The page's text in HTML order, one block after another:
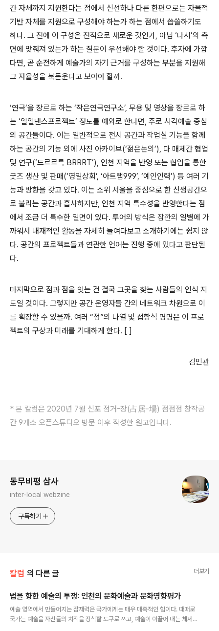
간 자체까지 지원한다는 점에서 신선하나 다른 한편으로는 자율적
기반 자체를 지원으로 구성해야 하는가 하는 점에서 씁쓸하기도
하다. 그 전에 이 구성은 전적으로 새로운 것인가, 아님 ‘다시 ’의 측
면에 맞춰져 있는가 하는 질문이 우선해야 할 것이다. 후자에 가깝
다면, 곧 순전하게 예술가의 자기 근거를 구성하는 부분을 지원해
그 자율성을 북돋운다고 보아야 할까.
‘연극’을 장르로 하는 ‘작은연극연구소’, 무용 및 영상을 장르로 하
는 ‘일일댄스프로젝트’ 정도를 예외로 한다면, 주로 시각예술 중심
의 공간들이다. 이는 일반적으로 전시 공간과 작업실 기능을 함께
하는 공간의 기능 외에 사진 아카이브(‘젊은논의 ’), 다 매체간 협업
및 연구(‘드르르륵 BRRRT’), 인천 지역을 반영 또는 협업을 통한
굿즈 생산 및 판매(‘영일상회 ’, ‘아트랩999’, ‘예인인력’) 등 여러 기
능과 방향을 갖고 있다. 이는 소위 서울을 중심으로 한 신생공간으
로 불리는 공간과 흡사하지만, 인천 지역 특수성을 반영한다는 점
에서 조금 더 특수한 일면이 있다. 투어의 방식은 잠깐의 일별에 가
까워서 내재적인 활동을 자세히 들여다보고 소개하기에는 쉽지 않
다. 공간의 프로젝트들과 연관한 언어는 진행 중에 있다고 판단된
다.
마지막으로 점과 점을 잇는 건 결국 그곳을 찾는 사람들의 인식 지
도일 것이다. 그렇지만 공간 운영자들 간의 네트워크 차원으로 이
를 확장할 수 있을까. 여러 “점”의 나열 및 접합식 명명은 이 프로
젝트의 구상과 미래를 기대하게 한다. [ ]
김민관
* 본 칼럼은 2020년 7월 신포 점거-장(占居-場) 점점점 창작공
간 9개소 오픈스튜디오 방문 이후 작성한 원고입니다.
동무비평 삼사
inter-local webzine
구독하기
칼럼 의 다른 글 더보기
법을 향한 예술의 투쟁: 인천의 문화예술과 문화영향평가
예술 영역에서 만들어지는 잠재력은 국가에게는 매우 매혹적인 힘이다. 때때로
국가는 예술을 자신들의 치적을 장식할 도구로 쓰고, 예술이 이끌어 내는 체제